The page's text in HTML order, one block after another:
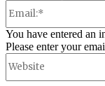
You have entered an
Please enter your